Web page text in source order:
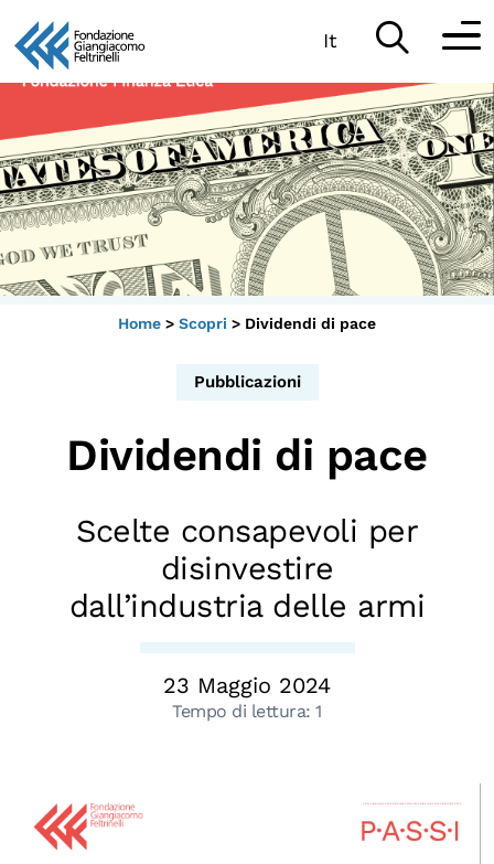
Vai
contenuto
It
Partecipa
Scopri
Collabora
Sostieni
Sala di Lettura
LA FONDAZIONE
Persone
Archivio
Mostre digitali
Osservatori di ricerca
Home > Scopri > Dividendi di pace
Pubblicazioni
Dividendi di pace
Scelte consapevoli per
disinvestire
dall’industria delle armi
23 Maggio 2024
Tempo di lettura:1